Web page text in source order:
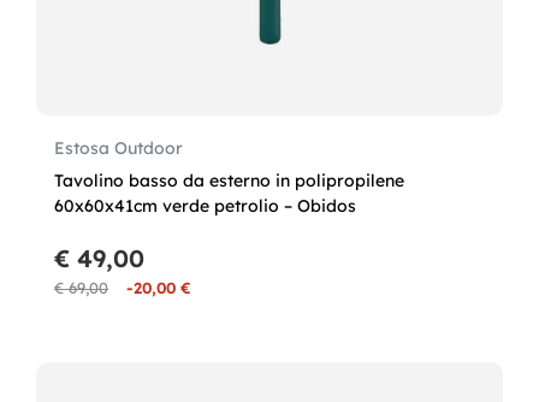
Estosa Outdoor
Tavolino basso da esterno in polipropilene
60x60x41cm verde petrolio – Obidos
€ 69,00 -20,00 €
€ 49,00